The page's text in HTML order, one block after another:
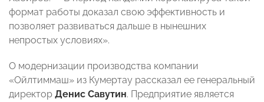
формат работы доказал свою эффективность и
позволяет развиваться дальше в нынешних
непростых условиях».
О модернизации производства компании
«Ойлтиммаш» из Кумертау рассказал ее генеральный
директор Денис Савутин. Предприятие является